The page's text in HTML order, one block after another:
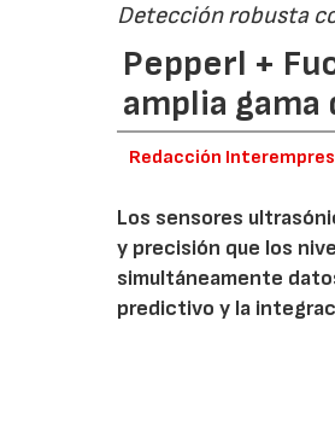
Detección robusta
Pepperl +
amplia
Redacción
Los sensores
y precisión que los
simultáneamente
predictivo y la